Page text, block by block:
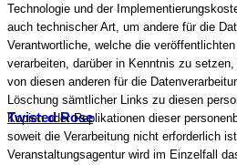
Twisted Rose
Technologie und der
auch technischer Art, um andere für die
Verantwortliche, welche die
verarbeiten, darüber in Kenntnis zu
von diesen anderen für die
Löschung sämtlicher Links zu diesen
Kopien oder Replikationen dieser
soweit die Verarbeitung nicht erforderlich
Veranstaltungsagentur wird im Einzelfall